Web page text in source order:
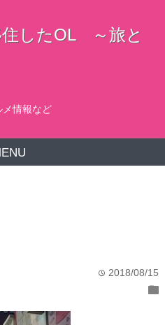
住したOL ～旅と
メ情報など
time 2018/08/15
folder